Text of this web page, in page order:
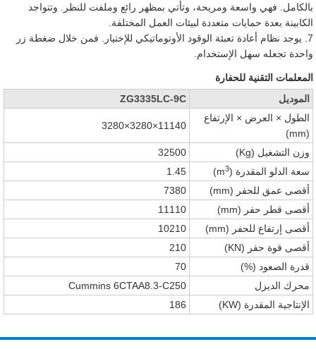
بالكامل. فهي واسعة ومريحة، وتأتي بمظهر رائع وملفت للنظر. وتتواجد
الكابينة بعدة حمايات متعددة لبيئات العمل المختلفة.
7. يوجد نظام أعادة تعبئة الوقود الأوتوماتيكي للإختيار. فمن خلال ضغطة زر
واحدة تجعله سهل الإستخدام.
المعلمات التقنية للحفارة
الموديل
ZG3335LC-9C
الطول × العرض × الإرتفاع
(mm)
11140×3280×3280
وزن التشغيل (Kg)
32500
سعة الدلو المقدرة (m3
)
1.45
أقصى عمق للحفر (mm)
7380
أقصى قطر حفر (mm)
11110
أقصى إرتفاع للحفر (mm)
10210
أقصى قوة حفر (KN)
210
قدرة الصعود (%)
70
محرك الديزل
Cummins 6CTAA8.3-C250
الإنتاجية المقدرة (KW)
186